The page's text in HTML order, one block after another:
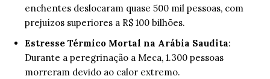
enchentes deslocaram quase 500 mil pessoas, com
prejuízos superiores a R$ 100 bilhões.
Estresse Térmico Mortal na Arábia Saudita:
Durante a peregrinação a Meca, 1.300 pessoas
morreram devido ao calor extremo.